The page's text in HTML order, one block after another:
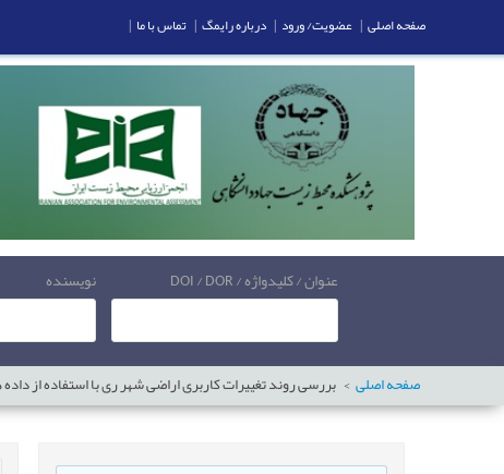
عنوان / کلیدواژه / DOI / DOR نویسنده
صفحه اصلی بررسی روند تغییرات کاربری اراضی شهر ری با استفاده از
صفحه اصلی | عضویت/ ورود | درباره رایمگ | تماس با ما |